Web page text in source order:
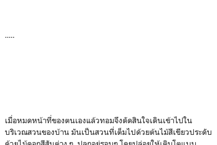
.....
เมื่อหมดหน้าที่ของตนเองแล้วทอมจึงตัดสินใจเดินเข้าไปใน
บริเวณสวนของบ้าน มันเป็นสวนที่เต็มไปด้วยต้นไม้สีเขียวประดับ